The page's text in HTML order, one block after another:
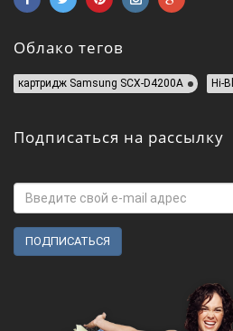
Облако тегов
картридж Samsung SCX-D4200A Hi-
Подписаться на рассылку